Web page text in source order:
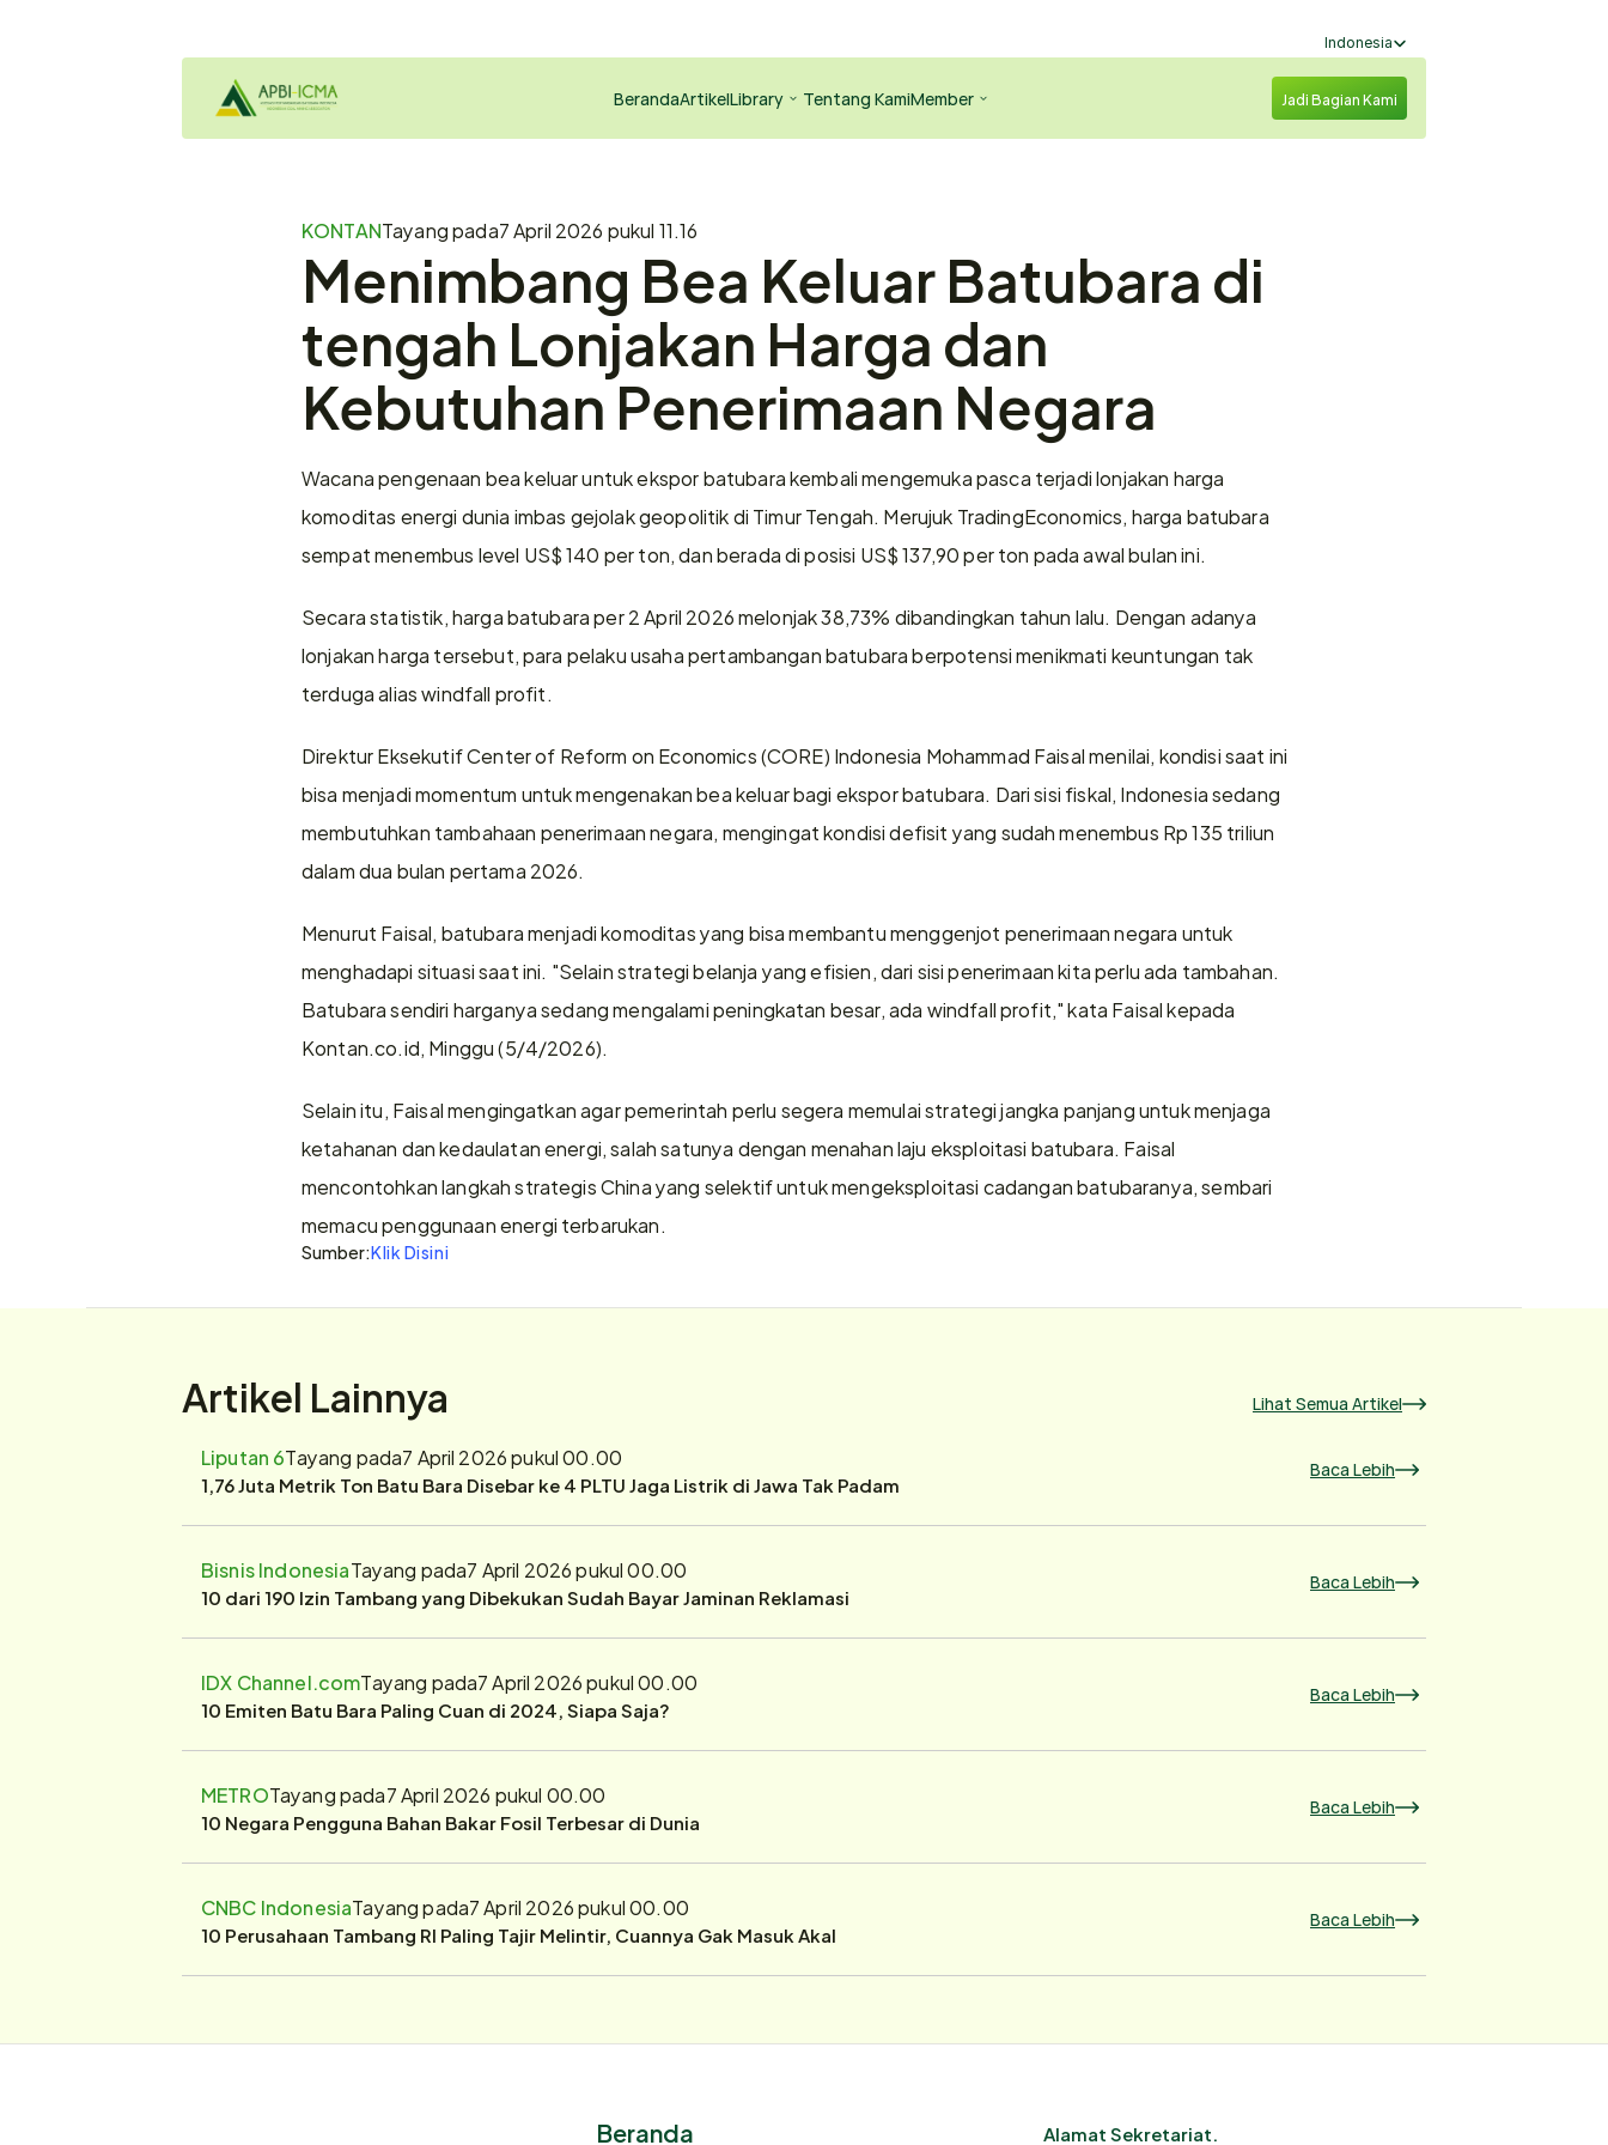
Select Language
Indonesia
BerandaArtikelLibrary Tentang KamiMember Jadi Bagian Kami
KONTANTayang pada7 April 2026 pukul 11.16
Menimbang Bea Keluar Batubara di
tengah Lonjakan Harga dan
Kebutuhan Penerimaan Negara
Wacana pengenaan bea keluar untuk ekspor batubara kembali mengemuka pasca terjadi lonjakan harga
komoditas energi dunia imbas gejolak geopolitik di Timur Tengah. Merujuk TradingEconomics, harga batubara
sempat menembus level US$ 140 per ton, dan berada di posisi US$ 137,90 per ton pada awal bulan ini.
Secara statistik, harga batubara per 2 April 2026 melonjak 38,73% dibandingkan tahun lalu. Dengan adanya
lonjakan harga tersebut, para pelaku usaha pertambangan batubara berpotensi menikmati keuntungan tak
terduga alias windfall profit.
Direktur Eksekutif Center of Reform on Economics (CORE) Indonesia Mohammad Faisal menilai, kondisi saat ini
bisa menjadi momentum untuk mengenakan bea keluar bagi ekspor batubara. Dari sisi fiskal, Indonesia sedang
membutuhkan tambahaan penerimaan negara, mengingat kondisi defisit yang sudah menembus Rp 135 triliun
dalam dua bulan pertama 2026.
Menurut Faisal, batubara menjadi komoditas yang bisa membantu menggenjot penerimaan negara untuk
menghadapi situasi saat ini. "Selain strategi belanja yang efisien, dari sisi penerimaan kita perlu ada tambahan.
Batubara sendiri harganya sedang mengalami peningkatan besar, ada windfall profit," kata Faisal kepada
Kontan.co.id, Minggu (5/4/2026).
Selain itu, Faisal mengingatkan agar pemerintah perlu segera memulai strategi jangka panjang untuk menjaga
ketahanan dan kedaulatan energi, salah satunya dengan menahan laju eksploitasi batubara. Faisal
mencontohkan langkah strategis China yang selektif untuk mengeksploitasi cadangan batubaranya, sembari
memacu penggunaan energi terbarukan.
Sumber:Klik Disini
Artikel Lainnya Lihat Semua Artikel
Liputan 6Tayang pada7 April 2026 pukul 00.00
1,76 Juta Metrik Ton Batu Bara Disebar ke 4 PLTU Jaga Listrik di Jawa Tak Padam Baca Lebih
Bisnis IndonesiaTayang pada7 April 2026 pukul 00.00
10 dari 190 Izin Tambang yang Dibekukan Sudah Bayar Jaminan Reklamasi Baca Lebih
IDX Channel.comTayang pada7 April 2026 pukul 00.00
10 Emiten Batu Bara Paling Cuan di 2024, Siapa Saja? Baca Lebih
METROTayang pada7 April 2026 pukul 00.00
10 Negara Pengguna Bahan Bakar Fosil Terbesar di Dunia Baca Lebih
CNBC IndonesiaTayang pada7 April 2026 pukul 00.00
10 Perusahaan Tambang RI Paling Tajir Melintir, Cuannya Gak Masuk Akal Baca Lebih
Beranda Alamat Sekretariat.